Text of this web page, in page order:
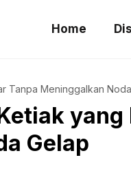
Home
Tanpa Meninggalkan
yang
Gelap